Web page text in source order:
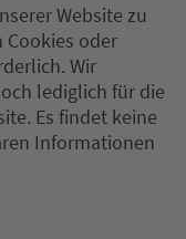
Website zu
Cookies oder
Wir
lediglich für die
Es findet keine
Informationen